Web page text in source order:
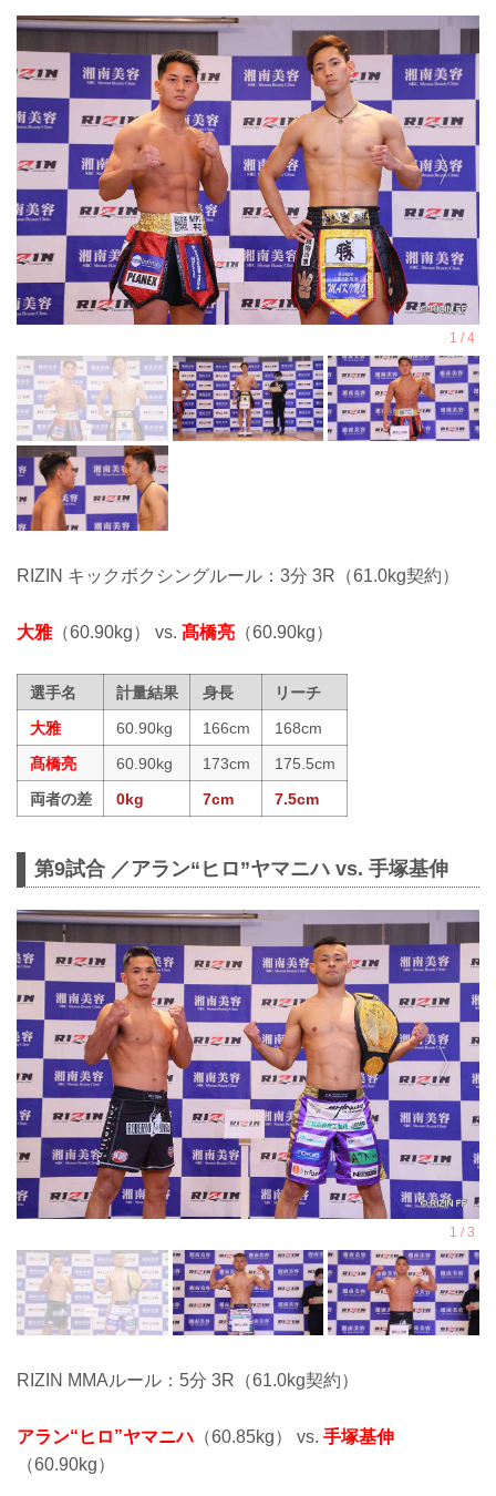
RIZIN キックボクシングルール：3分 3R（61.0kg契約）
大雅（60.90kg） vs. 髙橋亮 （60.90kg）
選手名 計量結果 身長
リーチ
大雅
60.90kg 166cm
168cm
髙橋亮
60.90kg 173cm
175.5cm
両者の差
0kg 7cm 7.5cm
第9試合 ／アラン“ヒロ”ヤマニハ vs. 手塚基伸
RIZIN MMAルール：5分 3R（61.0kg契約）
アラン“ヒロ”ヤマニハ （60.85kg） vs. 手塚基伸
（60.90kg）